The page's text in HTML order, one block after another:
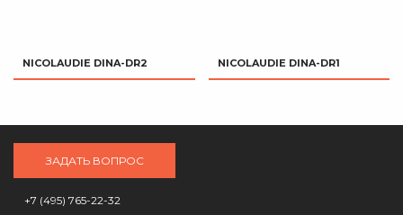
NICOLAUDIE DINA-DR2 NICOLAUDIE DINA-DR1
ЗАДАТЬ ВОПРОС
+7 (495) 765-22-32